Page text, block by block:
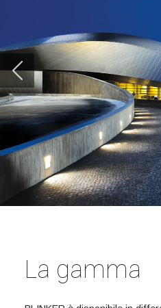
La gamma